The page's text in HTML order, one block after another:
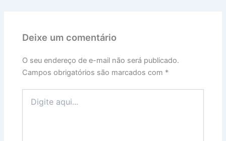
Deixe um comentário
O seu endereço de e-mail não será publicado.
Campos obrigatórios são marcados com *
aqui...